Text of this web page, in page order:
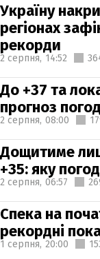
Україну
регіонах
рекорди
2 серпня, 14:52
До +37 та
прогноз
2 серпня, 08:00
Дощитиме
+35: яку
2 серпня, 06:57
Спека на
рекордні
1 серпня, 20:00